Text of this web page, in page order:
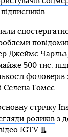
підписників.
Джеймс
500 тис.
фоловерів
Селена Гомес.
стрічку
роликівз
IGTV.